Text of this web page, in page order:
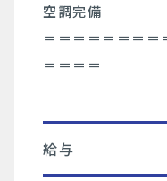
空調完備
＝＝＝＝＝＝＝＝
＝＝＝＝
給与